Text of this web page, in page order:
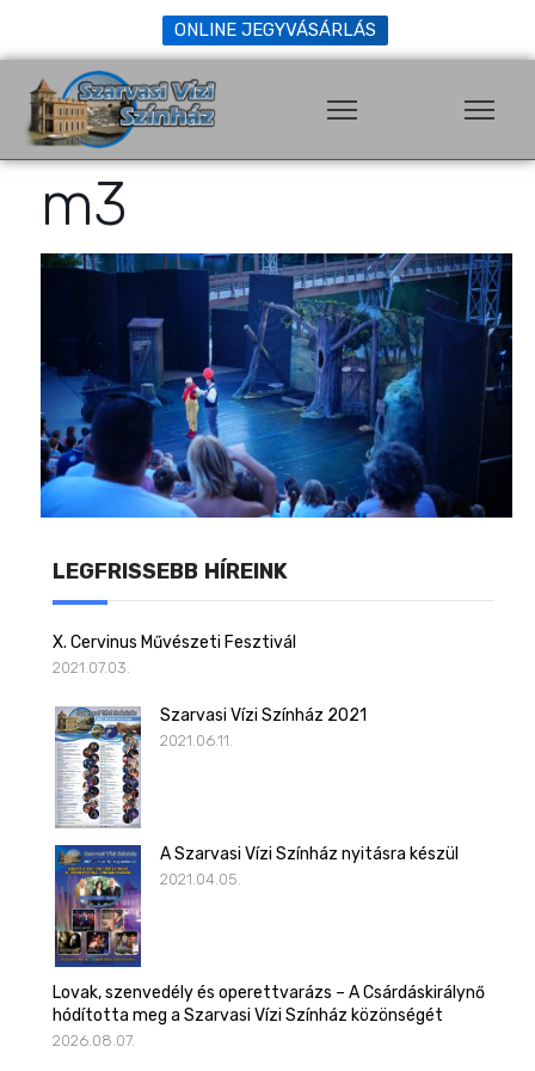
ONLINE JEGYVÁSÁRLÁS
m3
LEGFRISSEBB HÍREINK
X. Cervinus Művészeti Fesztivál
2021.07.03.
Szarvasi Vízi Színház 2021
2021.06.11.
A Szarvasi Vízi Színház nyitásra készül
2021.04.05.
Lovak, szenvedély és operettvarázs – A Csárdáskirálynő
hódította meg a Szarvasi Vízi Színház közönségét
2026.08.07.